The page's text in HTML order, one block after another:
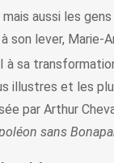
aussi les
son lever,
à sa
illustres et les
par Arthur
sans